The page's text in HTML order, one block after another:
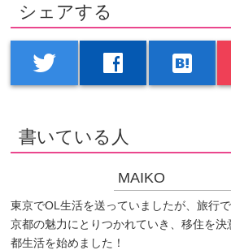
シェアする
twitter facebook hatenabookmark
書いている人
MAIKO
東京でOL生活を送っていましたが、旅行
京都の魅力にとりつかれていき、移住を
都生活を始めました！